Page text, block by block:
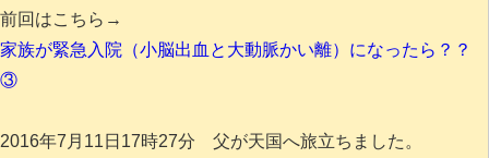
前回はこちら→
家族が緊急入院（小脳出血と大動脈かい離）になったら？？
③
2016年7月11日17時27分 父が天国へ旅立ちました。